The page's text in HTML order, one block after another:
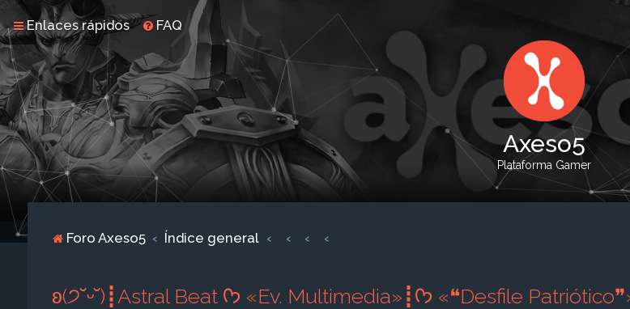
Enlaces rápidos FAQ
Axeso5
Plataforma Gamer
Foro Axeso5 Índice general
ʚ(੭˘ᵕ˘)┋Astral Beat ᡣ𐭩 «Ev. Multimedia»┋ᡣ𐭩 «❝Desfile Patriótico❞» ┋10-